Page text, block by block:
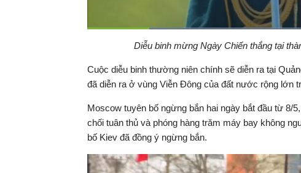
Tạm
Thời
gian
tại
0:18 / Duration
1:59
Đã
tải
53.35%
Diễu binh mừng Ngày Chiến thắng tại
Cuộc diễu binh thường niên chính sẽ diễn ra tại
đã diễn ra ở vùng Viễn Đông của đất nước rộng lớn
Moscow tuyên bố ngừng bắn hai ngày bắt đầu từ 8/
chối tuân thủ và phóng hàng trăm máy bay không
bố Kiev đã đồng ý ngừng bắn.